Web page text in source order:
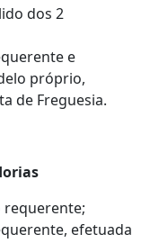
dos 2
e
próprio,
de Freguesia.
requerente;
efetuada